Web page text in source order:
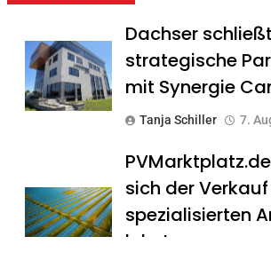
Dachser schließt
strategische
mit Synergie
Tanja Schiller 7.
sich der
spezialisierten
lohnt